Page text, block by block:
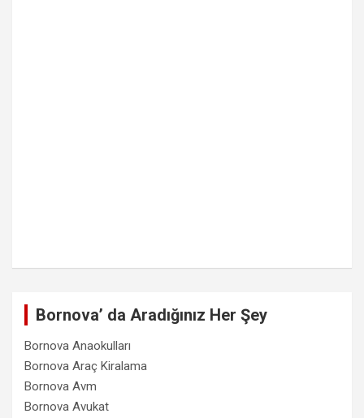
Bornova’ da Aradığınız Her Şey
Bornova Anaokulları
Bornova Araç Kiralama
Bornova Avm
Bornova Avukat